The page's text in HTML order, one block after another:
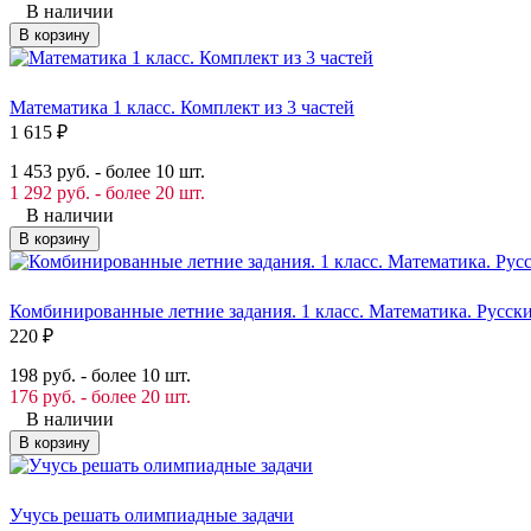
В наличии
В корзину
Математика 1 класс. Комплект из 3 частей
1 615 ₽
1 453 руб. - более 10 шт.
1 292 руб. - более 20 шт.
В наличии
В корзину
Комбинированные летние задания. 1 класс. Математика.
220 ₽
198 руб. - более 10 шт.
176 руб. - более 20 шт.
В наличии
В корзину
Учусь решать олимпиадные задачи